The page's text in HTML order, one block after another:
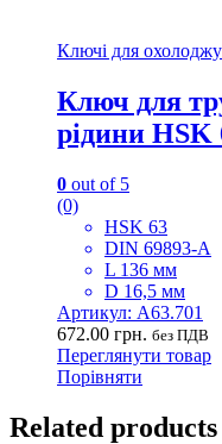
Ключі для
Ключ для
рідини HSK
0 out of 5
(0)
HSK 63
DIN 69893-А
L 136 мм
D 16,5 мм
Артикул: A63.701
672.00 грн. без ПДВ
Переглянути товар
Порівняти
Related products